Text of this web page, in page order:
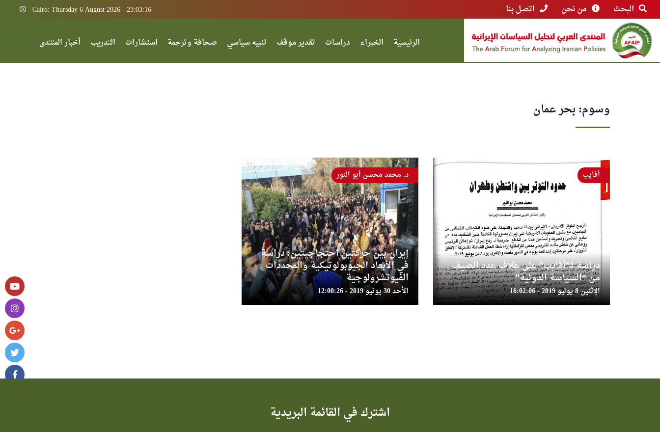
البحث من نحن اتصل بنا Cairo: Thursday 6 August 2026 - 23:03:16
الرئيسية الخبراء دراسات تقدير موقف تنبيه سياسي صحافة وترجمة استشارات التدريب أخبار المنتدى
وسوم: بحر عمان
دراسة لـ”أفايب” على غلاف عدد الصيف
من “السياسة الدولية”
الإثنين 8 يوليو 2019 - 16:02:06
أفايب
إيران بين حركتين احتجاجيتين: دراسة
في الأبعاد الجيوبولوتيكية والمحددات
الفيوتشرولوجية
الأحد 30 يونيو 2019 - 12:00:26
د. محمد محسن أبو النور
اشترك في القائمة البريدية